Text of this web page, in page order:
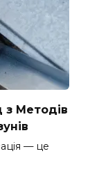
з Методів
— це